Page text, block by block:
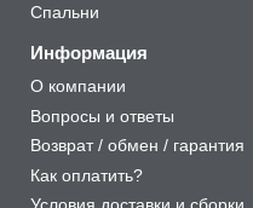
Спальни
Информация
О компании
Вопросы и ответы
Возврат / обмен / гарантия
Как оплатить?